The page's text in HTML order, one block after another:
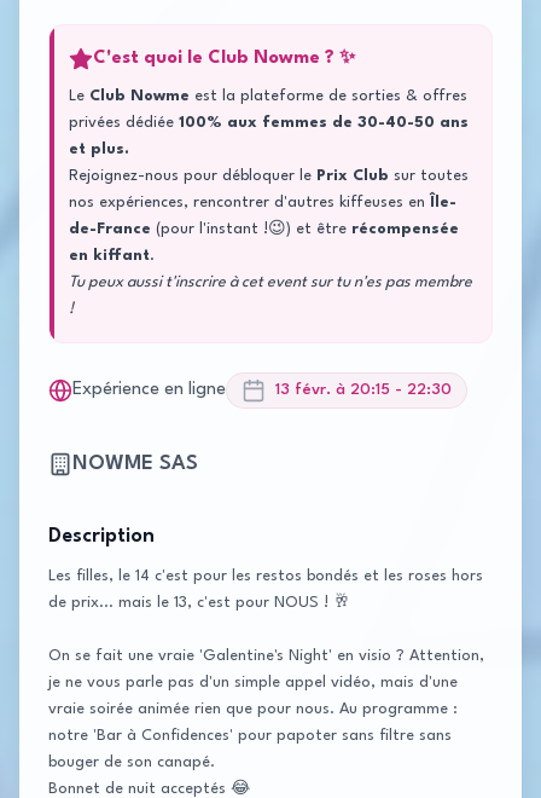
C'est quoi le Club Nowme ? ✨
Le Club Nowme est la plateforme de sorties & offres
privées dédiée 100% aux femmes de 30-40-50 ans
et plus.
Rejoignez-nous pour débloquer le Prix Club sur toutes
nos expériences, rencontrer d'autres kiffeuses en
Île-
de-France (pour l'instant !😉) et être récompensée
en kiffant.
Tu peux aussi t'inscrire à cet event sur tu n'es pas membre
!
Expérience en ligne 13 févr. à 20:15 - 22:30
NOWME SAS
Description
Les filles, le 14 c'est pour les restos bondés et les roses hors
de prix... mais le 13, c'est pour NOUS ! 🥂
On se fait une vraie 'Galentine's Night' en visio ? Attention,
je ne vous parle pas d'un simple appel vidéo, mais d'une
vraie soirée animée rien que pour nous. Au programme :
notre 'Bar à Confidences' pour papoter sans filtre sans
bouger de son canapé.
Bonnet de nuit acceptés 😂